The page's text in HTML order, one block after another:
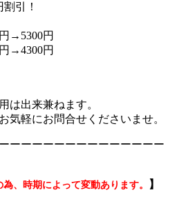
引！
→5300円
→4300円
は出来兼ねます。
気軽にお問合せくださいませ。
ーーーーーーーーーーーーーー
、時期によって変動あります。 】